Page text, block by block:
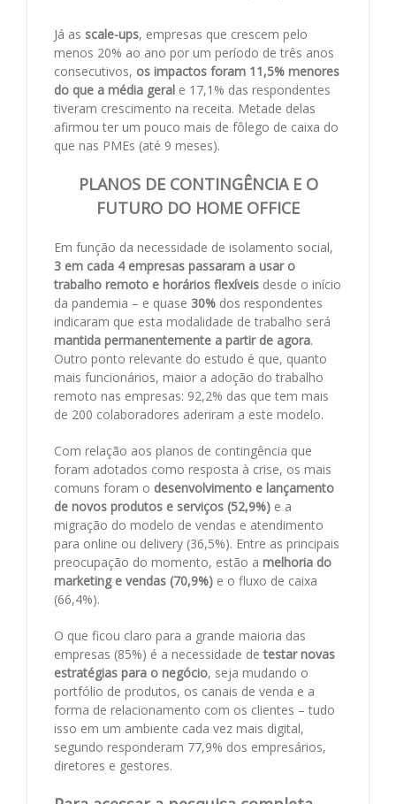
Já as scale-ups, empresas que crescem pelo
menos 20% ao ano por um período de três anos
consecutivos, os impactos foram 11,5% menores
do que a média geral e 17,1% das respondentes
tiveram crescimento na receita. Metade delas
afirmou ter um pouco mais de fôlego de caixa do
que nas PMEs (até 9 meses).
PLANOS DE CONTINGÊNCIA E O
FUTURO DO HOME OFFICE
Em função da necessidade de isolamento social,
3 em cada 4 empresas passaram a usar o
trabalho remoto e horários flexíveis desde o início
da pandemia – e quase 30% dos respondentes
indicaram que esta modalidade de trabalho será
mantida permanentemente a partir de agora.
Outro ponto relevante do estudo é que, quanto
mais funcionários, maior a adoção do trabalho
remoto nas empresas: 92,2% das que tem mais
de 200 colaboradores aderiram a este modelo.
Com relação aos planos de contingência que
foram adotados como resposta à crise, os mais
comuns foram o desenvolvimento e lançamento
de novos produtos e serviços (52,9%) e a
migração do modelo de vendas e atendimento
para online ou delivery (36,5%). Entre as principais
preocupação do momento, estão a melhoria do
marketing e vendas (70,9%) e o fluxo de caixa
(66,4%).
O que ficou claro para a grande maioria das
empresas (85%) é a necessidade detestar novas
estratégias para o negócio, seja mudando o
portfólio de produtos, os canais de venda e a
forma de relacionamento com os clientes – tudo
isso em um ambiente cada vez mais digital,
segundo responderam 77,9% dos empresários,
diretores e gestores.